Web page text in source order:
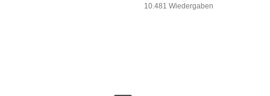
10.481 Wiedergaben